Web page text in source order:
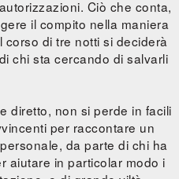
Ciò che conta,
il compito nella maniera
di tre notti si deciderà
chi sta cercando di salvarli
diretto, non si perde in facili
per raccontare un
da parte di chi ha
aiutare in particolar modo i